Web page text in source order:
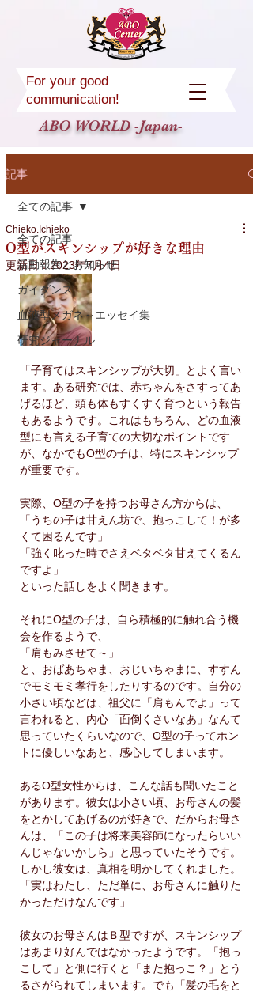
For your good
communication!
ABO WORLD -Japan-
記事
全ての記事
活動報告とお知らせ
ガイダンス
血液型メガネ～エッセイ集
研究ジャーナル
全ての記事
O型がスキンシップが好きな理由
Chieko.Ichieko
更新日：2023年7月4日
「子育てはスキンシップが大切」とよく言い
ます。ある研究では、赤ちゃんをさすってあ
げるほど、頭も体もすくすく育つという報告
もあるようです。これはもちろん、どの血液
型にも言える子育ての大切なポイントです
が、なかでもO型の子は、特にスキンシップ
が重要です。
実際、O型の子を持つお母さん方からは、
「うちの子は甘えん坊で、抱っこして！が多
くて困るんです」
「強く叱った時でさえベタベタ甘えてくるん
ですよ」
といった話しをよく聞きます。
それにO型の子は、自ら積極的に触れ合う機
会を作るようで、
「肩もみさせて～」
と、おばあちゃま、おじいちゃまに、すすん
でモミモミ孝行をしたりするのです。自分の
小さい頃などは、祖父に「肩もんでよ」って
言われると、内心「面倒くさいなあ」なんて
思っていたくらいなので、O型の子ってホン
トに優しいなあと、感心してしまいます。
あるO型女性からは、こんな話も聞いたこと
があります。彼女は小さい頃、お母さんの髪
をとかしてあげるのが好きで、だからお母さ
んは、「この子は将来美容師になったらいい
んじゃないかしら」と思っていたそうです。
しかし彼女は、真相を明かしてくれました。
「実はわたし、ただ単に、お母さんに触りた
かっただけなんです」
彼女のお母さんはＢ型ですが、スキンシップ
はあまり好んではなかったようです。「抱っ
こして」と側に行くと「また抱っこ？」とう
るさがられてしまいます。でも「髪の毛をと